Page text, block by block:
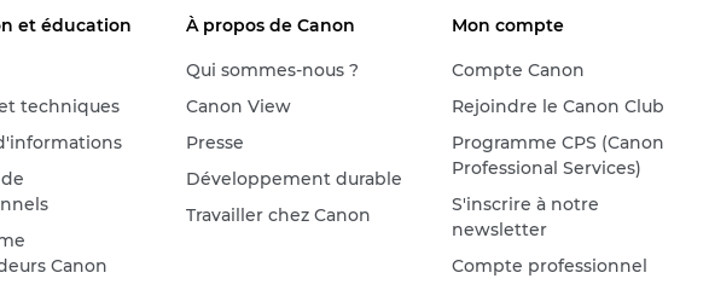
et éducation
techniques
Canon
À propos de Canon
Qui sommes-nous ?
Canon View
Presse
Développement durable
Travailler chez Canon
Mon compte
Compte Canon
Rejoindre le Canon Club
Programme CPS (Canon
Professional Services)
S'inscrire à notre
newsletter
Compte professionnel